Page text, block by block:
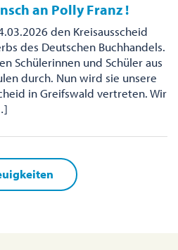
an Polly Franz !
den Kreisausscheid
des Deutschen Buchhandels.
Schülerinnen und Schüler aus
durch. Nun wird sie unsere
in Greifswald vertreten. Wir